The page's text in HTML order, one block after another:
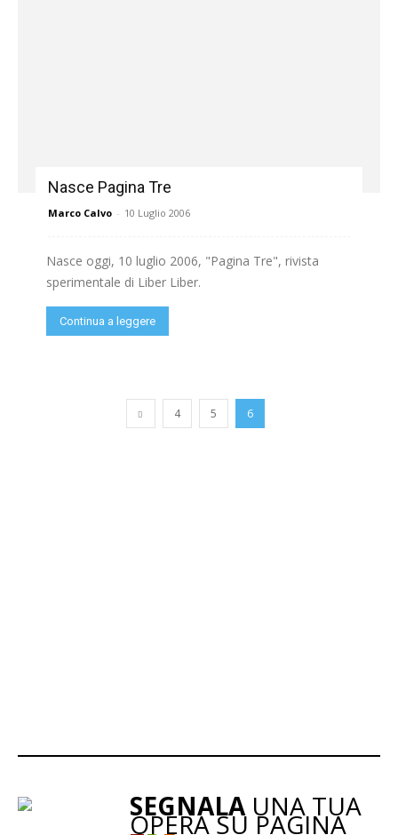
Nasce Pagina Tre
Marco Calvo - 10 Luglio 2006
Nasce oggi, 10 luglio 2006, "Pagina Tre", rivista
sperimentale di Liber Liber.
Continua a leggere
4 5 6
SEGNALAUNA TUA
OPERA SU PAGINA